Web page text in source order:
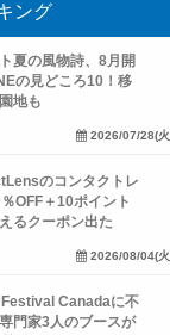
ング
ト夏の風物詩、8月開
の見どころ10！移
地も
2026/07/28(
のコンタクトレ
OFF＋10ポイント
るクーポン出た
2026/08/04(
Canadaに不
門家3人のブースが